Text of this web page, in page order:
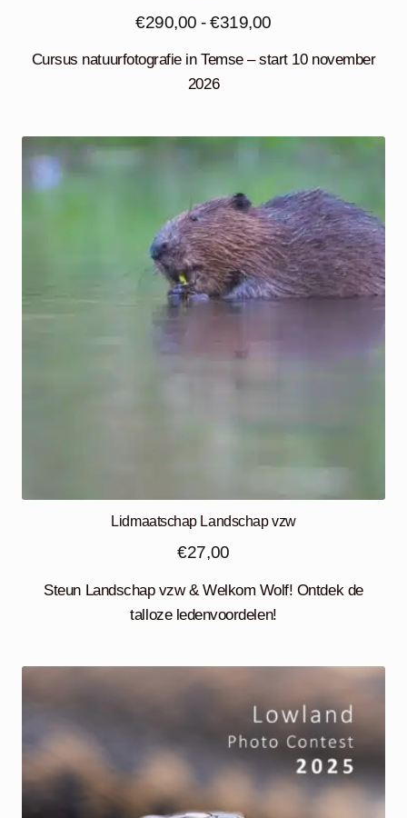
€290,00 - €319,00
€290,00
Cursus natuurfotografie in Temse – start 10 november
2026
Lidmaatschap Landschap vzw
€27,00
Steun Landschap vzw & Welkom Wolf! Ontdek de
talloze ledenvoordelen!